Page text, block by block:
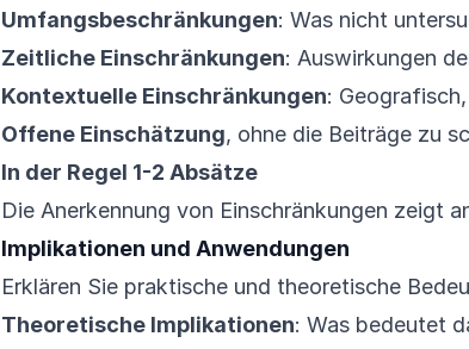
Umfangsbeschränkungen: Was nicht
Zeitliche Einschränkungen: Auswirkungen
Kontextuelle Einschränkungen:
Offene Einschätzung, ohne die Beiträge zu
In der Regel 1-2 Absätze
Die Anerkennung von Einschränkungen zeigt
Implikationen und Anwendungen
Erklären Sie praktische und theoretische
Theoretische Implikationen: Was bedeutet